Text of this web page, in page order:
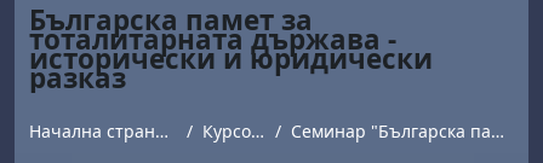
Българска памет за
тоталитарната държава -
исторически и юридически
разказ
Начална страница Курсове Семинар "Българска памет"